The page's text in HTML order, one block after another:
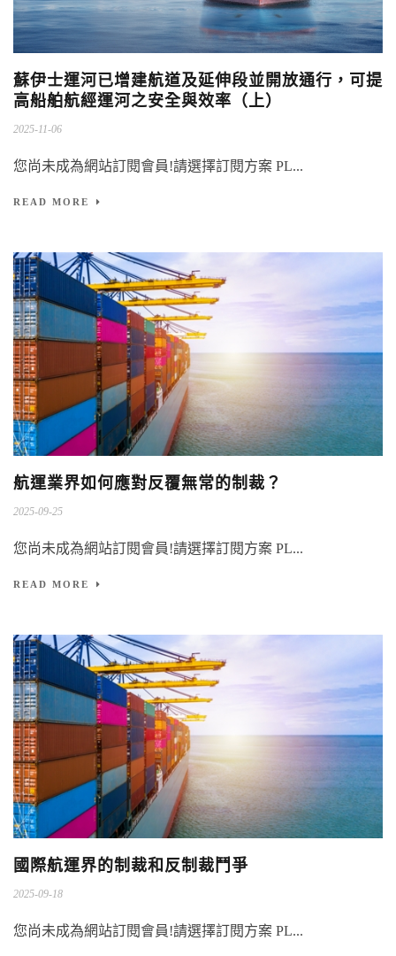
蘇伊士運河已增建航道及延伸段並開放通行，可提
高船舶航經運河之安全與效率（上）
2025-11-06
您尚未成為網站訂閱會員!請選擇訂閱方案 PL...
READ MORE
航運業界如何應對反覆無常的制裁？
2025-09-25
您尚未成為網站訂閱會員!請選擇訂閱方案 PL...
READ MORE
國際航運界的制裁和反制裁鬥爭
2025-09-18
您尚未成為網站訂閱會員!請選擇訂閱方案 PL...